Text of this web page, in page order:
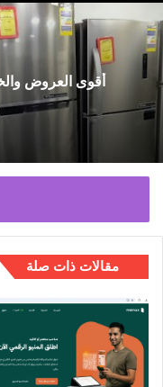
أقوى العروض
مقالات ذات صلة